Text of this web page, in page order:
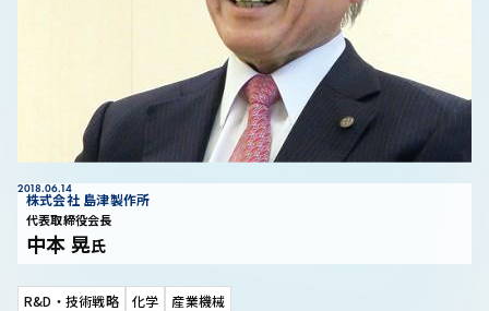
「諦めない心」が世界初を生み出す
イノベーションあるところにチャレンジの歴史あり
2018.06.14
株式会社 島津製作所
代表取締役会長
中本 晃氏
R&D・技術戦略 化学 産業機械